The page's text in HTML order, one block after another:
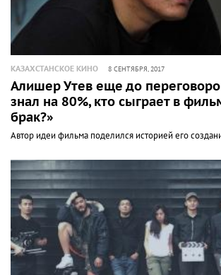
КАЗАХСТАНСКОЕ КИНО 8 СЕНТЯБРЯ, 2017
Алишер Утев еще до
знал на 80%, кто сыграет в
брак?»
Автор идеи фильма поделился историей его